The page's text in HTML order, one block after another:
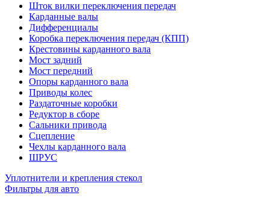
Шток вилки переключения передач
Карданные валы
Дифференциалы
Коробка переключения передач (КПП)
Крестовины карданного вала
Мост задний
Мост передний
Опоры карданного вала
Приводы колес
Раздаточные коробки
Редуктор в сборе
Сальники привода
Сцепление
Чехлы карданного вала
ШРУС
Уплотнители и крепления стекол
Фильтры для авто